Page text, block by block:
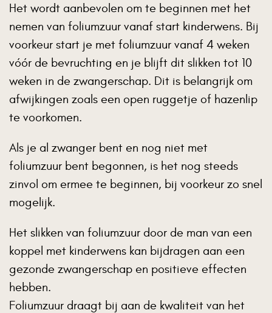
Het wordt aanbevolen om te beginnen met het
nemen van foliumzuur vanaf start kinderwens. Bij
voorkeur start je met foliumzuur vanaf 4 weken
vóór de bevruchting en je blijft dit slikken tot 10
weken in de zwangerschap. Dit is belangrijk om
afwijkingen zoals een open ruggetje of hazenlip
te voorkomen.
Als je al zwanger bent en nog niet met
foliumzuur bent begonnen, is het nog steeds
zinvol om ermee te beginnen, bij voorkeur zo snel
mogelijk.
Het slikken van foliumzuur door de man van een
koppel met kinderwens kan bijdragen aan een
gezonde zwangerschap en positieve effecten
hebben.
Foliumzuur draagt bij aan de kwaliteit van het